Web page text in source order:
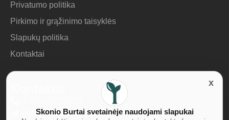
Privatumo politika
Pirkimo ir grąžinimo taisyklės
Slapukų politika
Kontaktai
info@skonioburtai.lt
Skonio Burtai svetainėje naudojami slapukai